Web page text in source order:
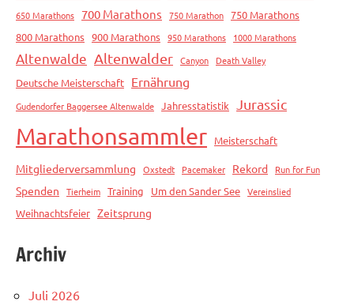
650 Marathons 700 Marathons 750 Marathon 750 Marathons
800 Marathons 900 Marathons 950 Marathons 1000 Marathons
Altenwalde Altenwalder Canyon Death Valley
Deutsche Meisterschaft Ernährung
Gudendorfer Baggersee Altenwalde Jahresstatistik Jurassic
Marathonsammler Meisterschaft
Mitgliederversammlung Oxstedt Pacemaker Rekord Run for Fun
Spenden Tierheim Training Um den Sander See Vereinslied
Weihnachtsfeier Zeitsprung
Archiv
Juli 2026